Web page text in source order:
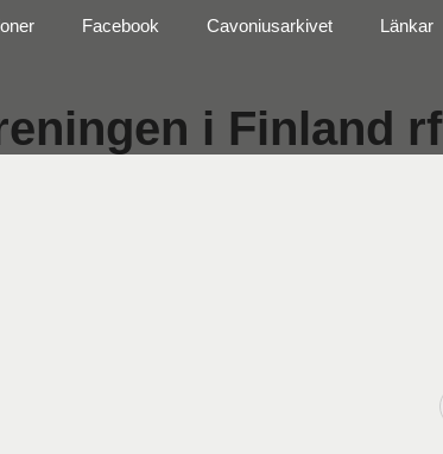
i Finland rf
Facebook Cavoniusarkivet Länkar